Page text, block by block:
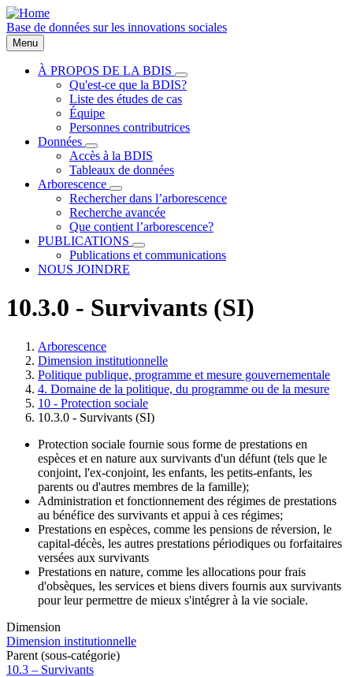
Aller
au
contenu
principal
Base de données sur les innovations sociales
Menu
navigation
À PROPOS DE LA BDIS
sous-
navigation
À
DE
Qu'est-ce que la BDIS?
Liste des études de cas
Équipe
Personnes contributrices
Données
sous-
navigation
Données
Accès à la BDIS
Tableaux de données
Arborescence
sous-
navigation
Arborescence
Rechercher dans l’arborescence
Recherche avancée
Que contient l’arborescence?
PUBLICATIONS
sous-
navigation
Publications et communications
NOUS JOINDRE
10.3.0 - Survivants (SI)
Fil
d'Ariane
Arborescence
Dimension institutionnelle
Politique publique, programme et mesure gouvernementale
4. Domaine de la politique, du programme ou de la mesure
10 - Protection sociale
10.3.0 - Survivants (SI)
Protection sociale fournie sous forme de prestations en
espèces et en nature aux survivants d'un défunt (tels que le
conjoint, l'ex-conjoint, les enfants, les petits-enfants, les
parents ou d'autres membres de la famille);
Administration et fonctionnement des régimes de prestations
au bénéfice des survivants et appui à ces régimes;
Prestations en espèces, comme les pensions de réversion, le
capital-décès, les autres prestations périodiques ou forfaitaires
versées aux survivants
Prestations en nature, comme les allocations pour frais
d'obsèques, les services et biens divers fournis aux survivants
pour leur permettre de mieux s'intégrer à la vie sociale.
Dimension
Dimension institutionnelle
Parent (sous-catégorie)
10.3 – Survivants